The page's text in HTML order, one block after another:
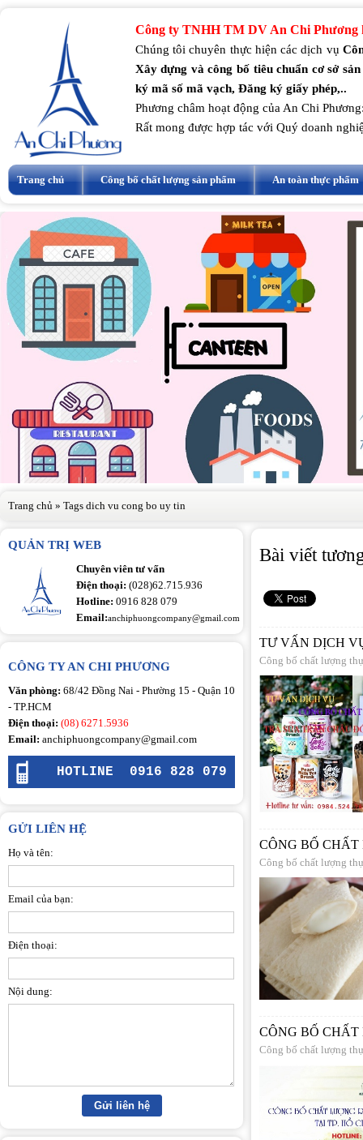
Công ty TNHH TM DV An Chi Phương
Chúng tôi chuyên thực hiện các dịch vụ
Xây dựng và công bố tiêu chuẩn cơ sở
ký mã số mã vạch, Đăng ký giấy phép,..
Phương châm hoạt động của An Chi
Rất mong được hợp tác với Quý doanh
Trang chủ Công bố chất lượng sản phẩm An toàn thực phẩm
Trang chủ » Tags dich vu cong bo uy tin
Bài viết
TƯ VẤN DỊCH
Công bố chất lượng
CÔNG BỐ
Công bố chất lượng
CÔNG BỐ
Công bố chất lượng
QUẢN TRỊ WEB
Chuyên viên tư vấn
Điện thoại: (028)62.715.936
Hotline: 0916 828 079
Email:anchiphuongcompany@gmail.com
CÔNG TY AN CHI PHƯƠNG
Văn phòng: 68/42 Đồng Nai - Phường 15 - Quận 10
- TP.HCM
Điện thoại: (08) 6271.5936
Email: anchiphuongcompany@gmail.com
HOTLINE 0916 828 079
GỬI LIÊN HỆ
Họ và tên:
Email của bạn:
Điện thoại:
Nội dung: